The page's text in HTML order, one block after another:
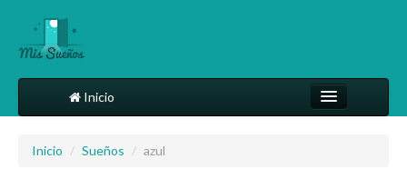
Inicio
Inicio / Sueños / azul